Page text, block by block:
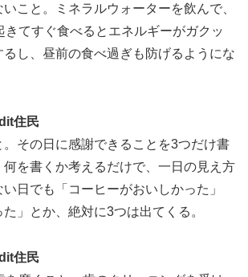
こと。ミネラルウォーターを飲んで、
きてすぐ食べるとエネルギーがガクッ
るし、昼前の食べ過ぎも防げるようにな
住民
。その日に感謝できることを3つだけ書
何を書くか考えるだけで、一日の見え方
日でも「コーヒーがおいしかった」
た」とか、絶対に3つは出てくる。
住民